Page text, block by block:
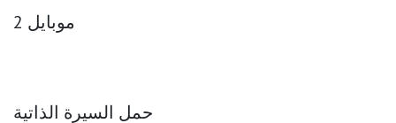
موبايل 2
حمل السيرة الذاتية